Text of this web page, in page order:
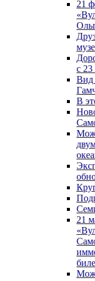
21
с 23
Вид
В
21